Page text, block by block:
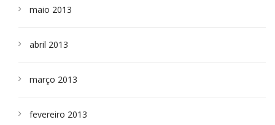
maio 2013
abril 2013
março 2013
fevereiro 2013